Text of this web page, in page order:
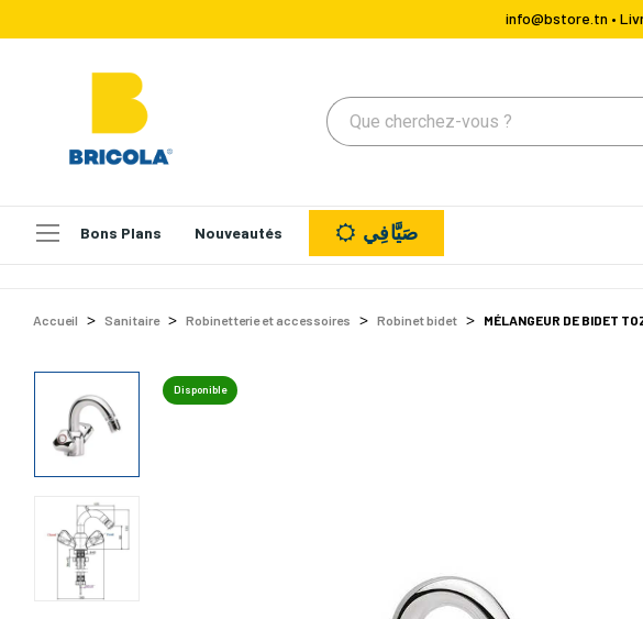
info@bstore.tn •
Bons Plans Nouveautés صَيَّافِي
Accueil Sanitaire Robinetterie et accessoires Robinet bidet MÉLANGEUR DE BIDET
Disponible